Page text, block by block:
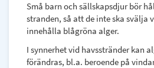
Små barn och sällskapsdjur bör
stranden, så att de inte ska svälja
innehålla blågröna alger.
I synnerhet vid havsstränder kan
förändras, bl.a. beroende på